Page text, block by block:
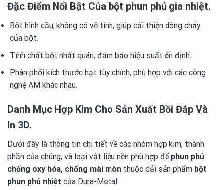
Đặc Điểm Nổi Bật Của bột phun phủ gia nhiệt.
Bột hình cầu, không có vệ tinh, giúp cải thiện dòng chảy
của bột.
Tính chất bột nhất quán, đảm bảo hiệu suất ổn định.
Phân phối kích thước hạt tùy chỉnh, phù hợp với các công
nghệ AM khác nhau.
Danh Mục Hợp Kim Cho Sản Xuất Bồi Đắp Và
In 3D.
Dưới đây là thông tin chi tiết về các nhóm hợp kim, thành
phần của chúng, và loại vật liệu nền phù hợp để phun phủ
chống oxy hóa, chống mài mòn thuộc dải sản phẩm bột
phun phủ nhiệt của Dura-Metal: